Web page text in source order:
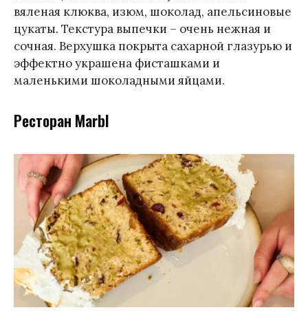
вяленая клюква, изюм, шоколад, апельсиновые
цукаты. Текстура выпечки – очень нежная и
сочная. Верхушка покрыта сахарной глазурью и
эффектно украшена фисташками и
маленькими шоколадными яйцами.
Ресторан Marbl